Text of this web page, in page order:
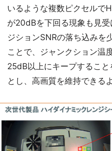
いるような複数ピクセルで
が20dBを下回る現象も見
ジションSNRの落ち込みを
ことで、ジャンクション
25dB以上にキープするこ
とし、高画質を維持できる